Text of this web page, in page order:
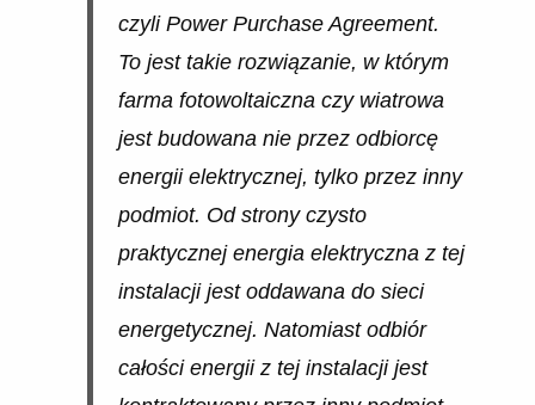
czyli Power Purchase Agreement.
To jest takie rozwiązanie, w którym
farma fotowoltaiczna czy wiatrowa
jest budowana nie przez odbiorcę
energii elektrycznej, tylko przez inny
podmiot. Od strony czysto
praktycznej energia elektryczna z tej
instalacji jest oddawana do sieci
energetycznej. Natomiast odbiór
całości energii z tej instalacji jest